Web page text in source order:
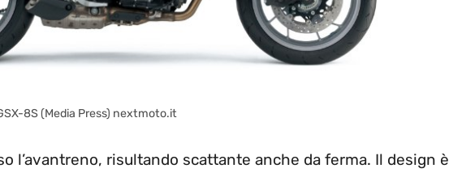
8S (Media Press) nextmoto.it
l’avantreno, risultando scattante anche da ferma. Il design è